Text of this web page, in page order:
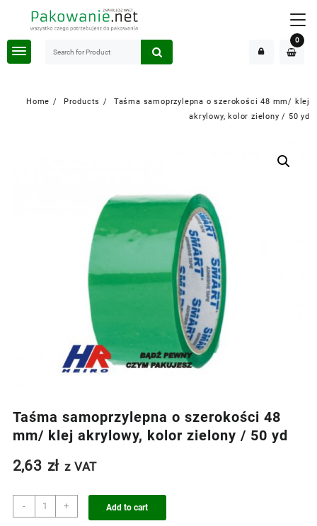
0
Home Products
Taśma samoprzylepna o szerokości 48 mm/ klej
akrylowy, kolor zielony / 50 yd
Taśma samoprzylepna o szerokości 48
mm/ klej akrylowy, kolor zielony / 50 yd
2,63 zł z VAT
-
Taśma
samoprzylepna
+ Add to cart